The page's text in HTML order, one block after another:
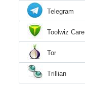
Telegram
Toolwiz Care
Tor
Trillian